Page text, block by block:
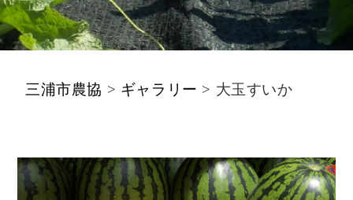
三浦市農協 > ギャラリー > 大玉すいか